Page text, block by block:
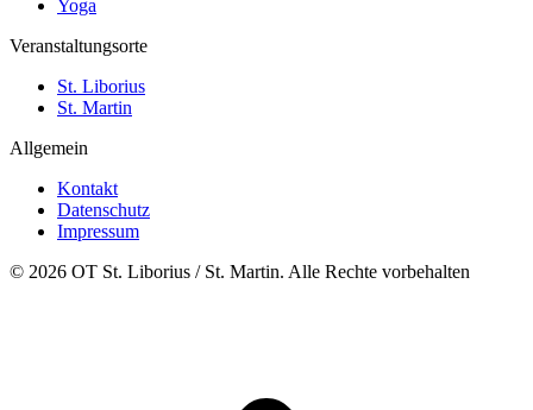
Yoga
Veranstaltungsorte
St. Liborius
St. Martin
Allgemein
Kontakt
Datenschutz
Impressum
© 2026 OT St. Liborius / St. Martin. Alle Rechte vorbehalten